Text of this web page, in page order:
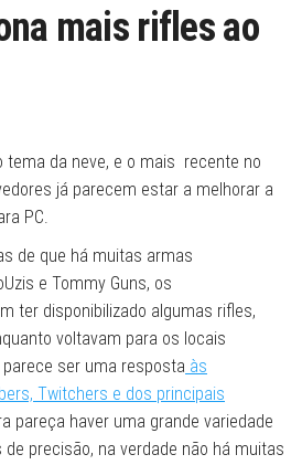
mais rifles ao
tema da neve, e o mais recente no
já parecem estar a melhorar a
PC.
de que há muitas armas
e Tommy Guns, os
ter disponibilizado algumas rifles,
voltavam para os locais
ser uma resposta às
Twitchers e dos principais
pareça haver uma grande variedade
precisão, na verdade não há muitas